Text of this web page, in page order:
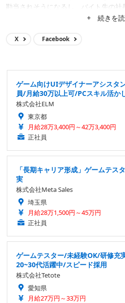
勘当されそうになるし、バイト先の
ド編集部に無気力バイトとして転が
Game*Sparkの編集長的ポジションに
と、ゲームやアニメを自分達で出す
と実現）、日本武道館でライブするこ
ドライナーになること……など。
+ 続きを
X Facebook
ゲーム向けUIデザイナーアシスタ
員/月給30万以上可/PCスキル活か
株式会社ELM
東京都
月給28万3,400円～42万3,400円
正社員
「長期キャリア形成」ゲームテス
実
株式会社Meta Sales
埼玉県
月給28万1,500円～45万円
正社員
ゲームテスター/未経験OK/研修充
20~30代活躍中/スピード採用
株式会社Tetote
愛知県
月給27万円～33万円